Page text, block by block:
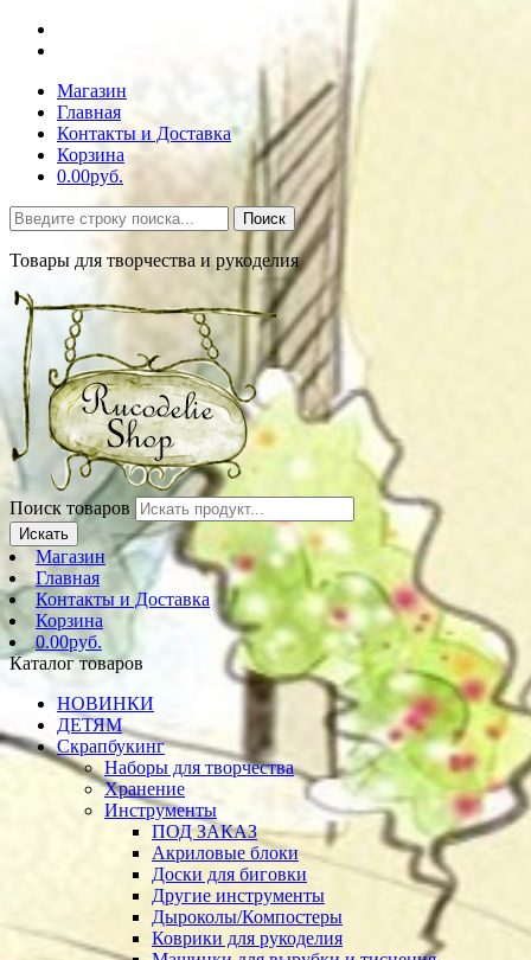
Магазин
Главная
Контакты и Доставка
Корзина
0.00руб.
Поиск
Товары для творчества и рукоделия
Поиск товаров
Искать
Магазин
Главная
Контакты и Доставка
Корзина
0.00руб.
Каталог товаров
НОВИНКИ
ДЕТЯМ
Скрапбукинг
Наборы для творчества
Хранение
Инструменты
ПОД ЗАКАЗ
Акриловые блоки
Доски для биговки
Другие инструменты
Дыроколы/Компостеры
Коврики для рукоделия